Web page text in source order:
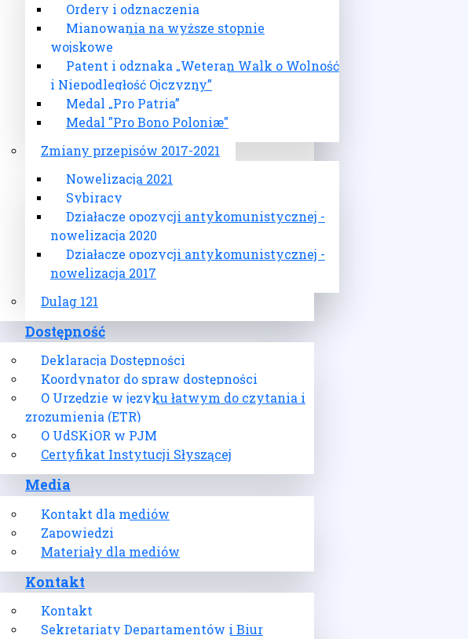
Ordery i odznaczenia
Mianowania na wyższe stopnie
wojskowe
Patent i odznaka „Weteran Walk o Wolność
i Niepodległość Ojczyzny”
Medal „Pro Patria”
Medal "Pro Bono Poloniæ"
Zmiany przepisów 2017-2021
Nowelizacja 2021
Sybiracy
Działacze opozycji antykomunistycznej -
nowelizacja 2020
Działacze opozycji antykomunistycznej -
nowelizacja 2017
Dulag 121
Dostępność
Deklaracja Dostępności
Koordynator do spraw dostępności
O Urzędzie w języku łatwym do czytania i
zrozumienia (ETR)
O UdSKiOR w PJM
Certyfikat Instytucji Słyszącej
Media
Kontakt dla mediów
Zapowiedzi
Materiały dla mediów
Kontakt
Kontakt
Sekretariaty Departamentów i Biur